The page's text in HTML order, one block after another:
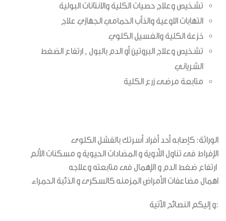
تشخيص وعلاج حصيات الكلية والانتانات البولية
التهابات الاوعية والذأب الحمامي الجهازي علاج
خزعة الكلية والغسيل الكلوي
تشخيص وعلاج البروتين أو الدم بالبول , ارتفاع الضغط
الشرياني
متابعة مرضى زرع الكلية
الوراثة: كإصابه أحد أفراد أسرتك بالفشل الكلوى
الإفراط فى تناول الأدوية و المضادات الحيوية و مسكنات الألم
ارتفاع ضغط الدم و الإهمال فى متابعته وعلاجه
اهمال مضاعفات الأمراض المزمنه كالسكرى و الذئبة الحمراء
:و إليكم النصائح الآتية